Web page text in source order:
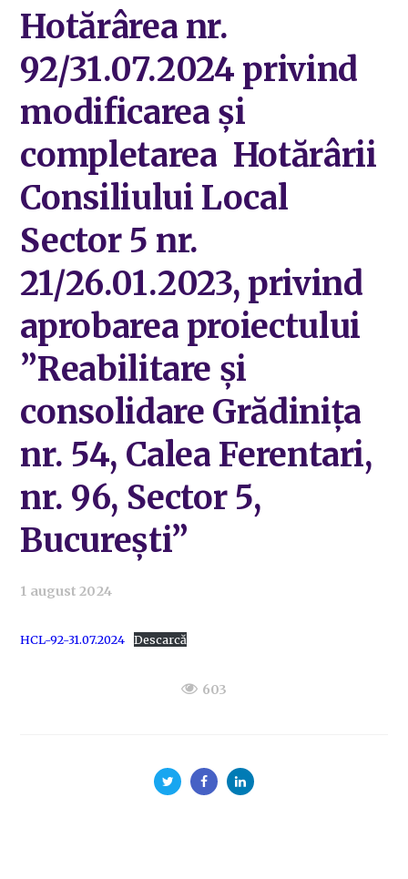
Hotărârea nr.
92/31.07.2024 privind
modificarea și
completarea Hotărârii
Consiliului Local
Sector 5 nr.
21/26.01.2023, privind
aprobarea proiectului
”Reabilitare și
consolidare Grădinița
nr. 54, Calea Ferentari,
nr. 96, Sector 5,
București”
1 august 2024
HCL-92-31.07.2024 Descarcă
603